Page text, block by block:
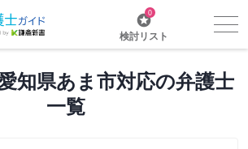
0
検討リスト
知県あま市対応の弁護士
一覧